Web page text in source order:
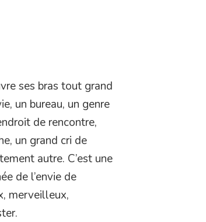
ses bras tout grand
un bureau, un genre
de rencontre,
un grand cri de
autre. C’est une
de l’envie de
merveilleux,